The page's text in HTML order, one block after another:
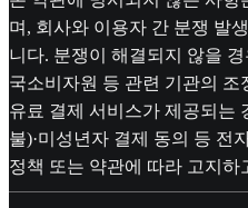
며, 회사와 이용자 간 분쟁 발
니다. 분쟁이 해결되지 않을
국소비자원 등 관련 기관의 조
유료 결제 서비스가 제공되는
불)·미성년자 결제 동의 등 전
정책 또는 약관에 따라 고지하